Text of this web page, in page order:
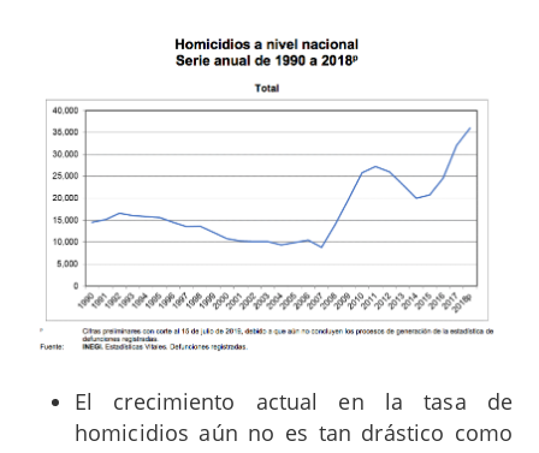
El crecimiento actual en la tasa de
homicidios aún no es tan drástico como